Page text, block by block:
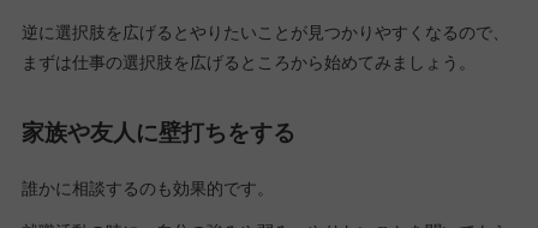
逆に選択肢を広げるとやりたいことが見つかりやすくなるので、
まずは仕事の選択肢を広げるところから始めてみましょう。
家族や友人に壁打ちをする
誰かに相談するのも効果的です。